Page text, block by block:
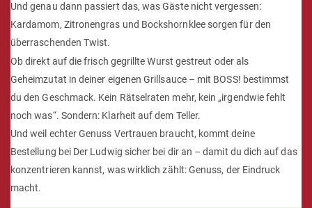
Und genau dann passiert das, was Gäste nicht vergessen:
Kardamom, Zitronengras und Bockshornklee sorgen für den
überraschenden Twist.
Ob direkt auf die frisch gegrillte Wurst gestreut oder als
Geheimzutat in deiner eigenen Grillsauce – mit BOSS! bestimmst
du den Geschmack. Kein Rätselraten mehr, kein „irgendwie fehlt
noch was“. Sondern: Klarheit auf dem Teller.
Und weil echter Genuss Vertrauen braucht, kommt deine
Bestellung bei Der Ludwig sicher bei dir an – damit du dich auf das
konzentrieren kannst, was wirklich zählt: Genuss, der Eindruck
macht.